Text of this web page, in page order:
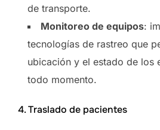
de transporte.
Monitoreo de equipos:
tecnologías de rastreo que
ubicación y el estado de los
todo momento.
4. Traslado de pacientes